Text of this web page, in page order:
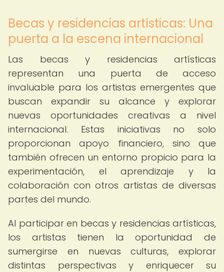
Becas y residencias artísticas: Una
puerta a la escena internacional
Las becas y residencias artísticas
representan una puerta de acceso
invaluable para los artistas emergentes que
buscan expandir su alcance y explorar
nuevas oportunidades creativas a nivel
internacional. Estas iniciativas no solo
proporcionan apoyo financiero, sino que
también ofrecen un entorno propicio para la
experimentación, el aprendizaje y la
colaboración con otros artistas de diversas
partes del mundo.
Al participar en becas y residencias artísticas,
los artistas tienen la oportunidad de
sumergirse en nuevas culturas, explorar
distintas perspectivas y enriquecer su